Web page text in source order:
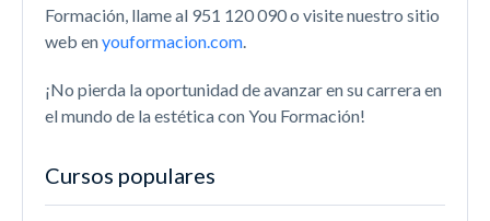
Formación, llame al 951 120 090 o visite nuestro sitio
web enyouformacion.com
¡No pierda la oportunidad de avanzar en su carrera en
el mundo de la estética con You Formación!
Cursos populares